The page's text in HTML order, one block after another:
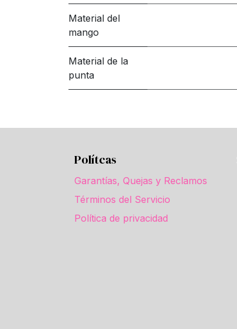
Material del
mango
Material de la
punta
Polítcas
Garantías, Quejas y Reclamos
Términos del Servicio
Política de privacidad